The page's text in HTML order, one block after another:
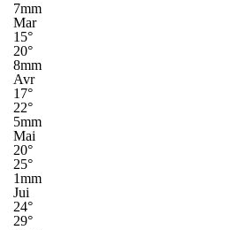
7mm
Mar
15°
20°
8mm
Avr
17°
22°
5mm
Mai
20°
25°
1mm
Jui
24°
29°